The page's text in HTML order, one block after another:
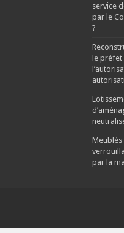
service
par le
?
le
Meublés
par la